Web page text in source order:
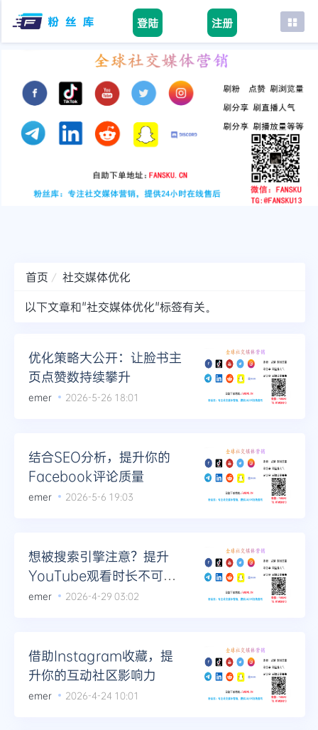
登陆 注册
首页
tiktok
youtube
instagram
首页
社交媒体优化
以下文章和"社交媒体优化"标签有关。
优化策略大公开：让脸书主
页点赞数持续攀升
emer 2026-5-26 18:01
结合SEO分析，提升你的
Facebook评论质量
emer 2026-5-6 19:03
想被搜索引擎注意？提升
YouTube观看时长不可忽
视！
emer 2026-4-29 03:02
借助Instagram收藏，提
升你的互动社区影响力
emer 2026-4-24 10:01